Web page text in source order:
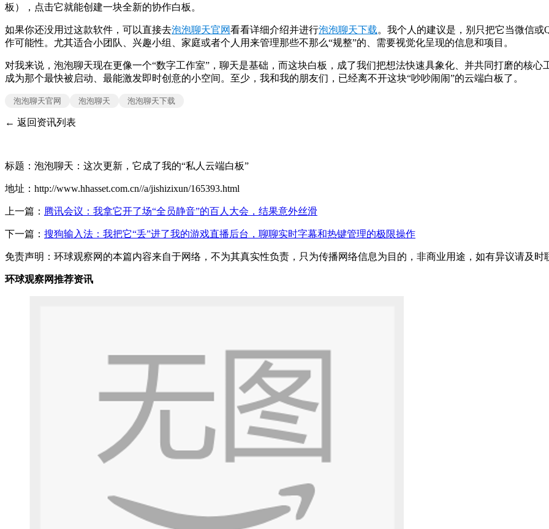
板），点击它就能创建一块全新的协作白板。
如果你还没用过这款软件，可以直接去泡泡聊天官网看看详细介绍并进行泡泡聊天下载。我个人的建议是，别只把它当微信
作可能性。尤其适合小团队、兴趣小组、家庭或者个人用来管理那些不那么“规整”的、需要视觉化呈现的信息和项目。
对我来说，泡泡聊天现在更像一个“数字工作室”，聊天是基础，而这块白板，成了我们把想法快速具象化、并共同打磨的核
成为那个最快被启动、最能激发即时创意的小空间。至少，我和我的朋友们，已经离不开这块“吵吵闹闹”的云端白板了。
泡泡聊天官网 泡泡聊天 泡泡聊天下载
← 返回资讯列表
标题：泡泡聊天：这次更新，它成了我的“私人云端白板”
地址：http://www.hhasset.com.cn//a/jishizixun/165393.html
上一篇： 腾讯会议：我拿它开了场“全员静音”的百人大会，结果意外丝滑
下一篇： 搜狗输入法：我把它“丢”进了我的游戏直播后台，聊聊实时字幕和热键管理的极限操作
免责声明：环球观察网的本篇内容来自于网络，不为其真实性负责，只为传播网络信息为目的，非商业用途，如有异议请及时
环球观察网推荐资讯